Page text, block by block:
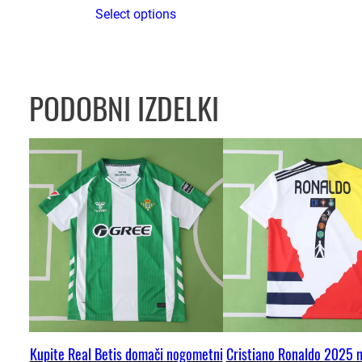
Select options
PODOBNI IZDELKI
Kupite Real Betis domači nogometni Cristiano Ronaldo 2025